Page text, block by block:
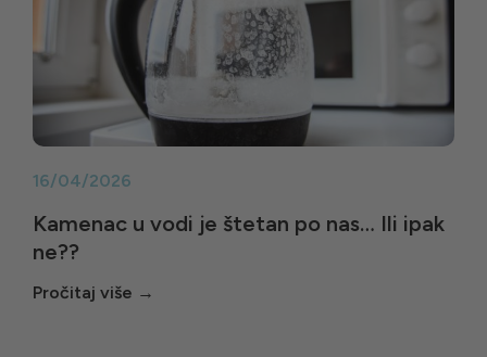
16/04/2026
Kamenac u vodi je štetan po nas… Ili ipak
ne??